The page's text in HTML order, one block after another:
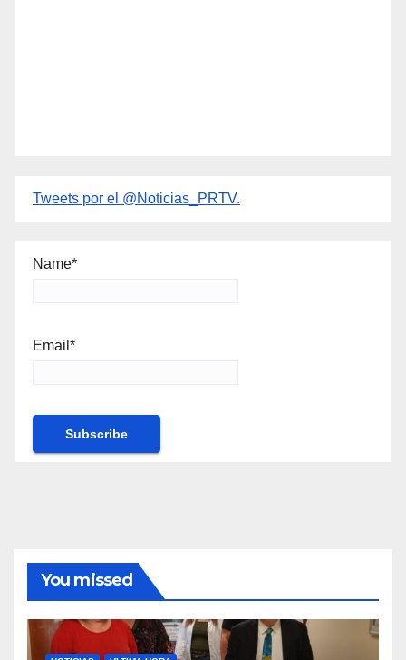
Tweets por el @Noticias_PRTV.
Name*
Email*
You missed